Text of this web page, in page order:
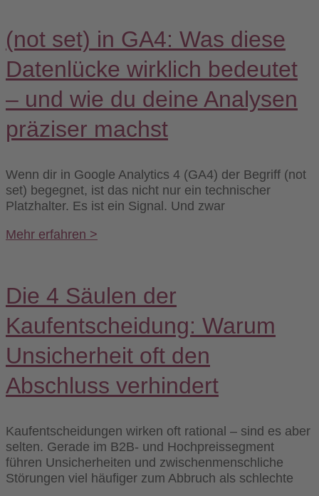
(not set) in GA4: Was diese
Datenlücke wirklich bedeutet
– und wie du deine Analysen
präziser machst
Wenn dir in Google Analytics 4 (GA4) der Begriff (not
set) begegnet, ist das nicht nur ein technischer
Platzhalter. Es ist ein Signal. Und zwar
Mehr erfahren >
Die 4 Säulen der
Kaufentscheidung: Warum
Unsicherheit oft den
Abschluss verhindert
Kaufentscheidungen wirken oft rational – sind es aber
selten. Gerade im B2B- und Hochpreissegment
führen Unsicherheiten und zwischenmenschliche
Störungen viel häufiger zum Abbruch als schlechte